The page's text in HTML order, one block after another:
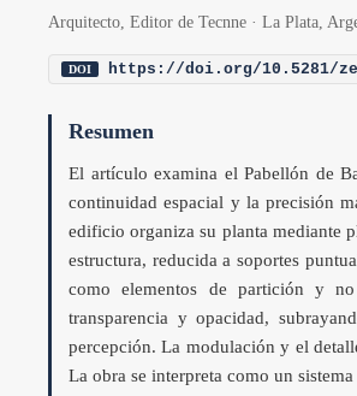
Arquitecto, Editor de Tecnne · La Plata,
DOI https://doi.org/10.5281/
Resumen
El artículo examina el Pabellón de
continuidad espacial y la precisión
edificio organiza su planta mediante
estructura, reducida a soportes
como elementos de partición y
transparencia y opacidad,
percepción. La modulación y el
La obra se interpreta como un